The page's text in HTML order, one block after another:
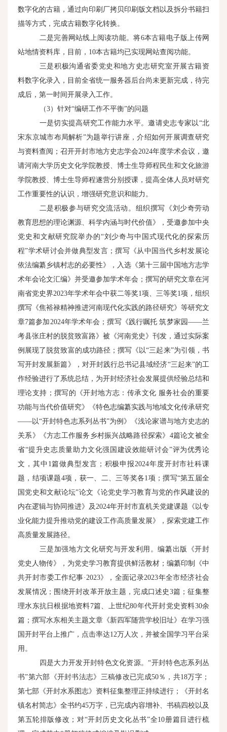
数字化的古籍，通过向印刷厂拷贝印刷版文档以及拆分书籍扫
描等方式，完成古籍数字化转换。
二是完善网站线上阅读功能。将6本古籍电子版上传网
站地情资料库，目前，10本古籍均已实现网站查阅功能。
三是积极沟通省委党史和地方史志研究室开展古籍资
料数字化录入，目前全省统一服务器后台尚未更新完成，待完
成后，第一时间开展录入工作。
（3）针对“编研工作不平衡”的问题
一是切实提高研究工作能力水平。邀请史志专家以“北
宋东京城市布局解析”为题举行讲座，介绍如何开展调查研究
与资料查阅；召开开封市地方史志学会2024年度学术会议，邀
请河南大学历史文化学院教授、博士生导师程民生和文化旅游
学院教授、博士生导师程遂营分别授课，提高全体人员对研究
工作重要性的认识，增强研究意识和能力。
二是积极参与研究交流活动。组织撰写《刘少奇劳动
教育思想的理论渊源、科学内涵与时代价值》，受邀参加中央
党史和文献研究院举办的“刘少奇与中国式现代化的探索历
程”学术研讨会并做典型发言；撰写《从中国当代乡村发展论
依法编纂乡镇村志的必要性》，入选《第十三届中国地方志学
术年会论文汇编》并受邀参加学术年会；撰写的研究文章在河
南省党史界2023年学术年会中获二等奖1项、三等奖1项，组织
撰写《焦裕禄精神推进河南现代化实践的路径研究》等研究文
章7篇参加2024年学术年会；撰写《践行嘱托 筑梦家园——兰
考县张庄村的脱贫致富路》被《河南党史》刊发，通过实际案
例展现了脱贫致富的成功路径；撰写《以“三起来”为引领，书
写开封发展新篇》，对开封践行总书记县域经济“三起来”的工
作经验进行了系统总结，为开封经济社会发展提供经验总结和
理论支持；撰写的《开封地方志：传承文化 服务社会的重要
功能与当代价值研究》《特色志编纂实践与地域文化传承研究
——以“开封特色志系列丛书”为例》《浅论家谱与地方史志的
关系》《方志工作服务乡村振兴战略路径探索》4篇论文被全
省“提升史志质量助力文化强国建设效能研讨会”评为优秀论
文，其中1篇做典型发言；积极申报2024年度开封市社科课
题，结项课题4项，获一、二、三等奖各1项；撰写“第五届全
国党史和文献论坛”论文《论党史学习教育与党的作风建设的
内在逻辑与协同推进》及2024年开封市直机关党建课题《以专
业化能力提升推动党的建设工作高质量发展》，探索党建工作
高质量发展路径。
三是加强地方文化研究与开发利用。编纂出版《开封
党史人物传》，为党史学习教育提供鲜活教材；编纂印制《中
共开封市委工作纪事·2023》，全面记录2023年全市经济社会
发展情况；围绕开封改革开放主题，完成口述史3篇；征集整
理水东抗日根据地资料7篇、上世纪80年代开封党史资料30余
篇；撰写水东相关主题文章《新四军随营学校旧址》在学习强
国开封平台上推广，点击率达12万人次，并被全国学习平台采
用。
四是大力开发开封特色文化资源。“开封特色志系列丛
书”第六部《开封书法志》三稿修改已完成50％，共18万字；
第七部《开封水系图志》资料征集整理正持续进行；《开封名
镇名村简志》全书约45万字，已完成内容增补、书稿四校以及
第五轮排版修改；对“开封历史文化丛书”全10册篇目进行梳